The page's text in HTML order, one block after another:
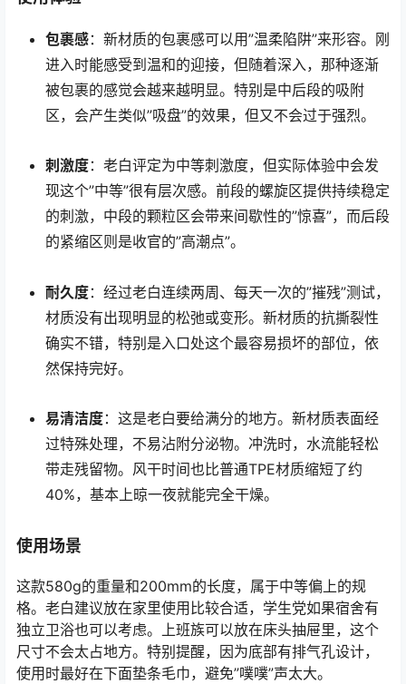
包裹感：新材质的包裹感可以用”温柔陷阱”来形容。刚
进入时能感受到温和的迎接，但随着深入，那种逐渐
被包裹的感觉会越来越明显。特别是中后段的吸附
区，会产生类似”吸盘”的效果，但又不会过于强烈。
刺激度：老白评定为中等刺激度，但实际体验中会发
现这个”中等”很有层次感。前段的螺旋区提供持续稳定
的刺激，中段的颗粒区会带来间歇性的”惊喜”，而后段
的紧缩区则是收官的”高潮点”。
耐久度：经过老白连续两周、每天一次的”摧残”测试，
材质没有出现明显的松弛或变形。新材质的抗撕裂性
确实不错，特别是入口处这个最容易损坏的部位，依
然保持完好。
易清洁度：这是老白要给满分的地方。新材质表面经
过特殊处理，不易沾附分泌物。冲洗时，水流能轻松
带走残留物。风干时间也比普通TPE材质缩短了约
40%，基本上晾一夜就能完全干燥。
使用场景
这款580g的重量和200mm的长度，属于中等偏上的规
格。老白建议放在家里使用比较合适，学生党如果宿舍有
独立卫浴也可以考虑。上班族可以放在床头抽屉里，这个
尺寸不会太占地方。特别提醒，因为底部有排气孔设计，
使用时最好在下面垫条毛巾，避免”噗噗”声太大。